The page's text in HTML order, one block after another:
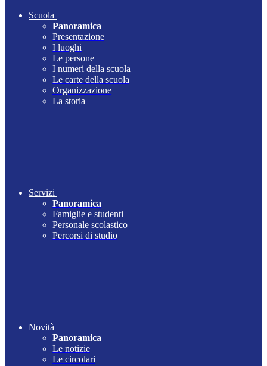
Scuola
Panoramica
Presentazione
I luoghi
Le persone
I numeri della scuola
Le carte della scuola
Organizzazione
La storia
Servizi
Panoramica
Famiglie e studenti
Personale scolastico
Percorsi di studio
Novità
Panoramica
Le notizie
Le circolari